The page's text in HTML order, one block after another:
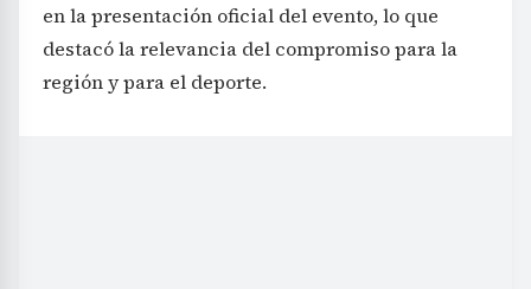
en la presentación oficial del evento, lo que
destacó la relevancia del compromiso para la
región y para el deporte.